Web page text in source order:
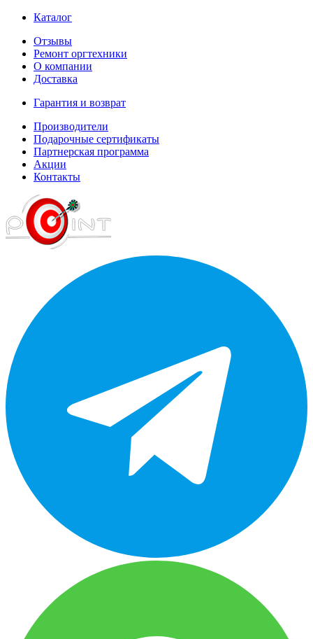
Каталог
Отзывы
Ремонт оргтехники
О компании
Доставка
Гарантия и возврат
Производители
Подарочные сертификаты
Партнерская программа
Акции
Контакты